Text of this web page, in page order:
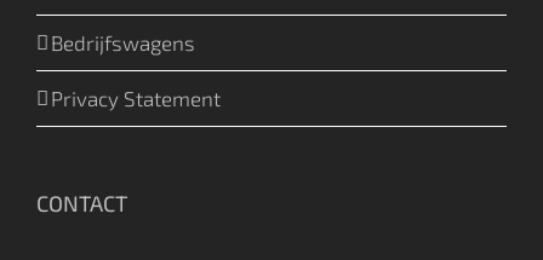
Bedrijfswagens
Privacy Statement
CONTACT